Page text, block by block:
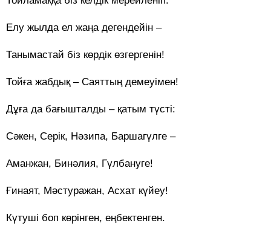
Елу жылда ел жаңа дегендейін –
Танымастай біз көрдік өзгергенін!
Тойға жабдық – Саяттың демеуімен!
Дұға да бағышталды – қатым түсті:
Сәкен, Серік, Нәзипа, Баршагүлге –
Аманжан, Бинәлия, Гүлбануге!
Ғинаят, Мәстуражан, Асхат күйеу!
Күтуші боп көрінген, еңбектенген.